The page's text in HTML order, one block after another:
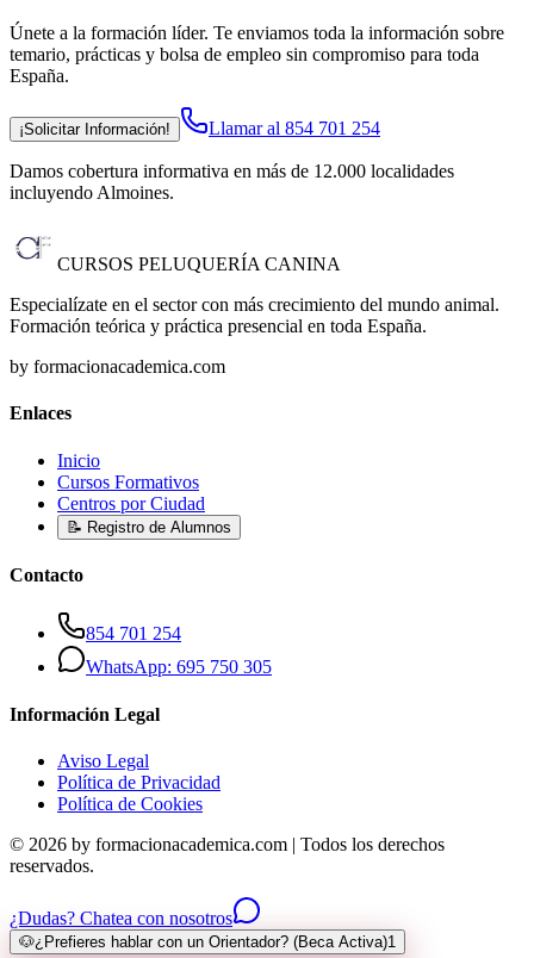
Únete a la formación líder. Te enviamos toda la información sobre
temario, prácticas y bolsa de empleo sin compromiso para toda
España.
¡Solicitar Información! Llamar al 854 701 254
Damos cobertura informativa en más de 12.000 localidades
incluyendo Almoines.
CURSOS PELUQUERÍA CANINA
Especialízate en el sector con más crecimiento del mundo animal.
Formación teórica y práctica presencial en toda España.
by formacionacademica.com
Enlaces
Inicio
Cursos Formativos
Centros por Ciudad
📝 Registro de Alumnos
Contacto
854 701 254
WhatsApp: 695 750 305
Información Legal
Aviso Legal
Política de Privacidad
Política de Cookies
© 2026 by formacionacademica.com | Todos los derechos
reservados.
¿Dudas? Chatea con nosotros
🐶¿Prefieres hablar con un Orientador? (Beca Activa)1